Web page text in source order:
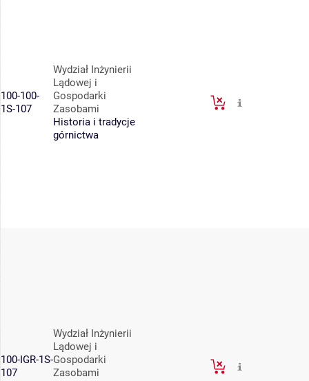
100-100-
1S-107
Wydział Inżynierii
Lądowej i
Gospodarki
Zasobami
Historia i tradycje
górnictwa
100-IGR-1S-
107
Wydział Inżynierii
Lądowej i
Gospodarki
Zasobami